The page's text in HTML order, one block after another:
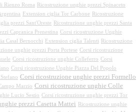
Rienzo Roma
Ricostruzione unghie prezzi Spinaceto
Extension ciglia Tor Carbone
Ricostruzione
prezzi Sant'Oreste
Ricostruzione unghie prezzi Santa
Capranica Prenestina Corsi ricostruzione Unghie
Casal Bernocchi Extension ciglia Talenti
Ricostruzione
unghie prezzi Porta Portese Corsi ricostruzione
Corsi ricostruzione unghie Colleferro Corsi
Corsi ricostruzione Unghie Piazza Del Popolo
Corsi ricostruzione unghie prezzi Formello
Marzio Corsi ricostruzione unghie Colle
Lucio Sestio Corsi ricostruzione unghie prezzi Tor
prezzi Casetta Mattei
Ricostruzione unghie